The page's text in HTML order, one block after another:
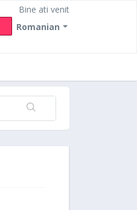
Romanian
Bine ati venit